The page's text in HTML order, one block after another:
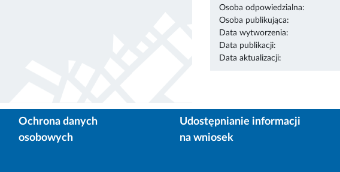
Osoba odpowiedzialna:
Osoba publikująca:
Data wytworzenia:
Data publikacji:
Data aktualizacji:
Ochrona danych
osobowych
Udostępnianie informacji
na wniosek